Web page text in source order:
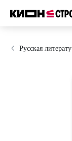
Русская